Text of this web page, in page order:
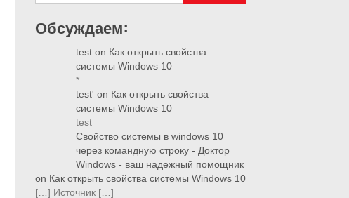
Обсуждаем:
test on Как открыть свойства
системы Windows 10
*
test' on Как открыть свойства
системы Windows 10
test
Свойство системы в windows 10
через командную строку - Доктор
Windows - ваш надежный помощник
on Как открыть свойства системы Windows 10
[…] Источник […]